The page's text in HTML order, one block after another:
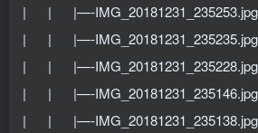
| | |—-
| | |—-
| | |—-
| | |—-
| | |—-